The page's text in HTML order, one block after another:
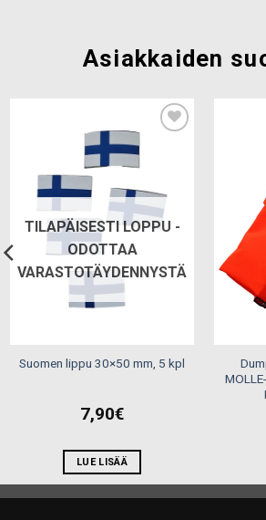
Asiakkaiden
TILAPÄISESTI LOPPU -
ODOTTAA
VARASTOTÄYDENNYSTÄ
Suomen lippu 30×50 mm, 5 kpl
7,90€
LUE LISÄÄ